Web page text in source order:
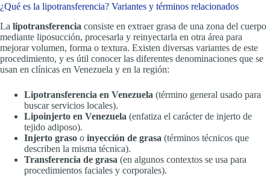
¿Qué es la lipotransferencia? Variantes y términos relacionados
La lipotransferencia consiste en extraer grasa de una zona del cuerpo
mediante liposucción, procesarla y reinyectarla en otra área para
mejorar volumen, forma o textura. Existen diversas variantes de este
procedimiento, y es útil conocer las diferentes denominaciones que se
usan en clínicas en Venezuela y en la región:
Lipotransferencia en Venezuela (término general usado para
buscar servicios locales).
Lipoinjerto en Venezuela (enfatiza el carácter de injerto de
tejido adiposo).
Injerto graso o inyección de grasa (términos técnicos que
describen la misma técnica).
Transferencia de grasa (en algunos contextos se usa para
procedimientos faciales y corporales).